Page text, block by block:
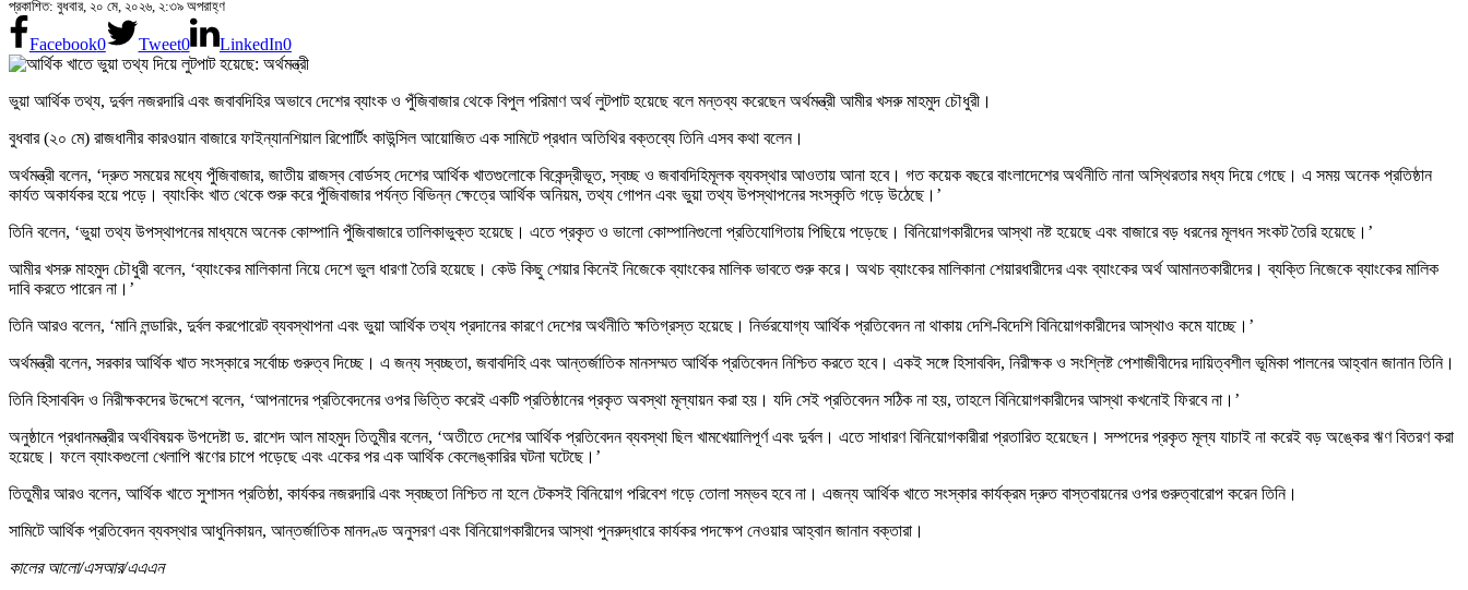
প্রকাশিত: বুধবার, ২০ মে, ২০২৬, ২:৩৯ অপরাহ্ণ
Facebook0 Tweet0 LinkedIn0
ভুয়া আর্থিক তথ্য, দুর্বল নজরদারি এবং জবাবদিহির অভাবে দেশের ব্যাংক ও পুঁজিবাজার থেকে বিপুল পরিমাণ অর্থ লুটপাট হয়েছে বলে মন্তব্য করেছেন অর্থমন্ত্রী আমীর খসরু মাহমুদ চৌধুরী।
বুধবার (২০ মে) রাজধানীর কারওয়ান বাজারে ফাইন্যানশিয়াল রিপোর্টিং কাউন্সিল আয়োজিত এক সামিটে প্রধান অতিথির বক্তব্যে তিনি এসব কথা বলেন।
অর্থমন্ত্রী বলেন, ‘দ্রুত সময়ের মধ্যে পুঁজিবাজার, জাতীয় রাজস্ব বোর্ডসহ দেশের আর্থিক খাতগুলোকে বিকেন্দ্রীভূত, স্বচ্ছ ও জবাবদিহিমূলক ব্যবস্থার আওতায় আনা হবে। গত কয়েক বছরে বাংলাদেশের অর্থনীতি নানা অস্থিরতার মধ্য দিয়ে গেছে। এ সময় অনেক প্রতিষ্ঠান
কার্যত অকার্যকর হয়ে পড়ে। ব্যাংকিং খাত থেকে শুরু করে পুঁজিবাজার পর্যন্ত বিভিন্ন ক্ষেত্রে আর্থিক অনিয়ম, তথ্য গোপন এবং ভুয়া তথ্য উপস্থাপনের সংস্কৃতি গড়ে উঠেছে।’
তিনি বলেন, ‘ভুয়া তথ্য উপস্থাপনের মাধ্যমে অনেক কোম্পানি পুঁজিবাজারে তালিকাভুক্ত হয়েছে। এতে প্রকৃত ও ভালো কোম্পানিগুলো প্রতিযোগিতায় পিছিয়ে পড়েছে। বিনিয়োগকারীদের আস্থা নষ্ট হয়েছে এবং বাজারে বড় ধরনের মূলধন সংকট তৈরি হয়েছে।’
আমীর খসরু মাহমুদ চৌধুরী বলেন, ‘ব্যাংকের মালিকানা নিয়ে দেশে ভুল ধারণা তৈরি হয়েছে। কেউ কিছু শেয়ার কিনেই নিজেকে ব্যাংকের মালিক ভাবতে শুরু করে। অথচ ব্যাংকের মালিকানা শেয়ারধারীদের এবং ব্যাংকের অর্থ আমানতকারীদের। ব্যক্তি নিজেকে ব্যাংকের মালিক
দাবি করতে পারেন না।’
তিনি আরও বলেন, ‘মানি লন্ডারিং, দুর্বল করপোরেট ব্যবস্থাপনা এবং ভুয়া আর্থিক তথ্য প্রদানের কারণে দেশের অর্থনীতি ক্ষতিগ্রস্ত হয়েছে। নির্ভরযোগ্য আর্থিক প্রতিবেদন না থাকায় দেশি-বিদেশি বিনিয়োগকারীদের আস্থাও কমে যাচ্ছে।’
অর্থমন্ত্রী বলেন, সরকার আর্থিক খাত সংস্কারে সর্বোচ্চ গুরুত্ব দিচ্ছে। এ জন্য স্বচ্ছতা, জবাবদিহি এবং আন্তর্জাতিক মানসম্মত আর্থিক প্রতিবেদন নিশ্চিত করতে হবে। একই সঙ্গে হিসাববিদ, নিরীক্ষক ও সংশ্লিষ্ট পেশাজীবীদের দায়িত্বশীল ভূমিকা পালনের আহ্বান জানান তিনি।
তিনি হিসাববিদ ও নিরীক্ষকদের উদ্দেশে বলেন, ‘আপনাদের প্রতিবেদনের ওপর ভিত্তি করেই একটি প্রতিষ্ঠানের প্রকৃত অবস্থা মূল্যায়ন করা হয়। যদি সেই প্রতিবেদন সঠিক না হয়, তাহলে বিনিয়োগকারীদের আস্থা কখনোই ফিরবে না।’
অনুষ্ঠানে প্রধানমন্ত্রীর অর্থবিষয়ক উপদেষ্টা ড. রাশেদ আল মাহমুদ তিতুমীর বলেন, ‘অতীতে দেশের আর্থিক প্রতিবেদন ব্যবস্থা ছিল খামখেয়ালিপূর্ণ এবং দুর্বল। এতে সাধারণ বিনিয়োগকারীরা প্রতারিত হয়েছেন। সম্পদের প্রকৃত মূল্য যাচাই না করেই বড় অঙ্কের ঋণ বিতরণ করা
হয়েছে। ফলে ব্যাংকগুলো খেলাপি ঋণের চাপে পড়েছে এবং একের পর এক আর্থিক কেলেঙ্কারির ঘটনা ঘটেছে।’
তিতুমীর আরও বলেন, আর্থিক খাতে সুশাসন প্রতিষ্ঠা, কার্যকর নজরদারি এবং স্বচ্ছতা নিশ্চিত না হলে টেকসই বিনিয়োগ পরিবেশ গড়ে তোলা সম্ভব হবে না। এজন্য আর্থিক খাতে সংস্কার কার্যক্রম দ্রুত বাস্তবায়নের ওপর গুরুত্বারোপ করেন তিনি।
সামিটে আর্থিক প্রতিবেদন ব্যবস্থার আধুনিকায়ন, আন্তর্জাতিক মানদণ্ড অনুসরণ এবং বিনিয়োগকারীদের আস্থা পুনরুদ্ধারে কার্যকর পদক্ষেপ নেওয়ার আহ্বান জানান বক্তারা।
কালের আলো/এসআর/এএএন